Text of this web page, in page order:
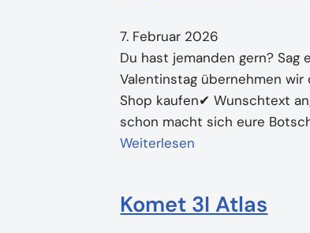
7. Februar 2026
Du hast jemanden gern?
Valentinstag übernehmen
Shop kaufen✔ Wunschtext
schon macht sich eure
Weiterlesen
Komet 3I Atlas